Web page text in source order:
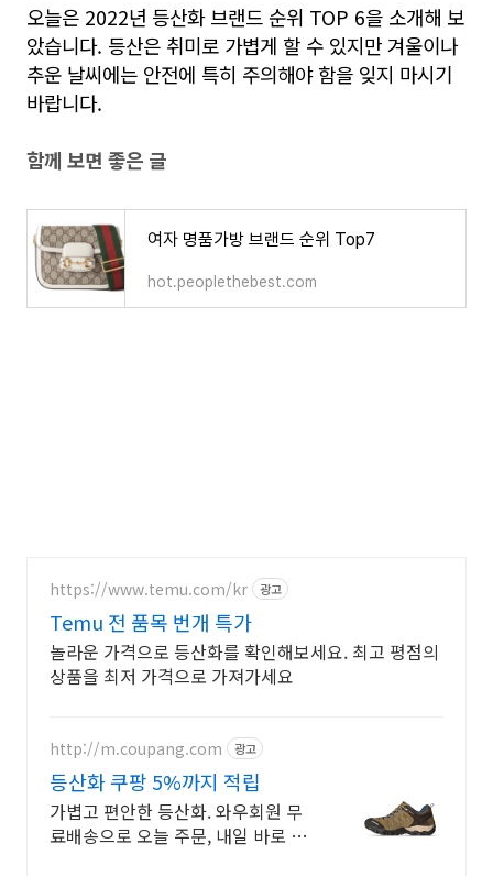
오늘은 2022년 등산화 브랜드 순위 TOP 6을 소개해 보
았습니다. 등산은 취미로 가볍게 할 수 있지만 겨울이나
추운 날씨에는 안전에 특히 주의해야 함을 잊지 마시기
바랍니다.
함께 보면 좋은 글
여자 명품가방 브랜드 순위 Top7
hot.peoplethebest.com
https://www.temu.com/kr 광고
Temu 전 품목 번개 특가
놀라운 가격으로 등산화를 확인해보세요. 최고 평점의
상품을 최저 가격으로 가져가세요
http://m.coupang.com 광고
등산화 쿠팡 5%까지 적립
가볍고 편안한 등산화. 와우회원 무
료배송으로 오늘 주문, 내일 바로 신